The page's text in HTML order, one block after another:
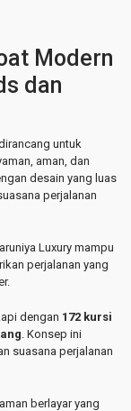
Modern
dan
untuk
aman, dan
desain yang luas
perjalanan
Luxury mampu
perjalanan yang
dengan 172 kursi
. Konsep ini
suasana perjalanan
berlayar yang